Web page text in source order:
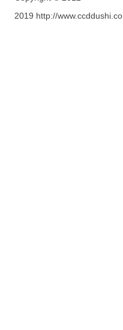
2019 http://